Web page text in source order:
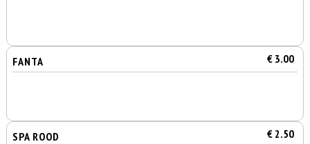
FANTA € 3.00
SPA ROOD € 2.50